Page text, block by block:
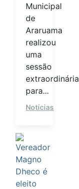
Municipal
de
Araruama
realizou
uma
sessão
extraordinária
para...
Notícias